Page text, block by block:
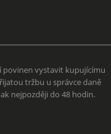
povinen vystavit kupujícímu
tržbu u správce daně
nejpozději do 48 hodin.